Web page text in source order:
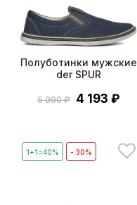
Полуботинки мужские
der SPUR
5 990 ₽ 4 193 ₽
1+1=40% - 30%